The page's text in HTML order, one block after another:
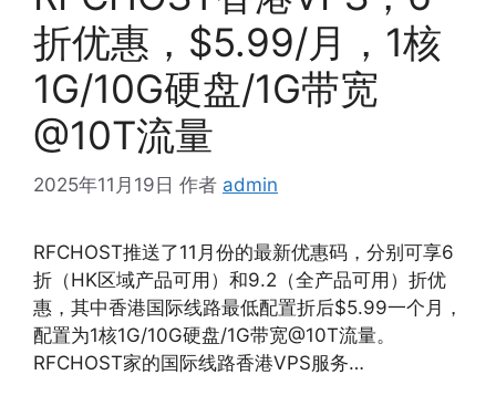
折优惠，$5.99/月，1核
1G/10G硬盘/1G带宽
@10T流量
2025年11月19日 作者 admin
RFCHOST推送了11月份的最新优惠码，分别可享6
折（HK区域产品可用）和9.2（全产品可用）折优
惠，其中香港国际线路最低配置折后$5.99一个月，
配置为1核1G/10G硬盘/1G带宽@10T流量。
RFCHOST家的国际线路香港VPS服务…